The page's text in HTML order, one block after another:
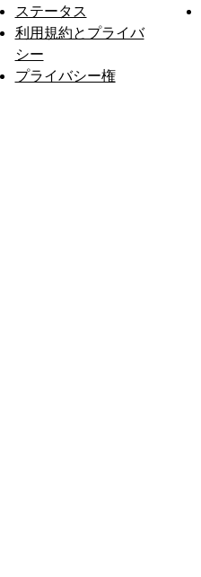
ステータス
利用規約とプライバ
シー
プライバシー権